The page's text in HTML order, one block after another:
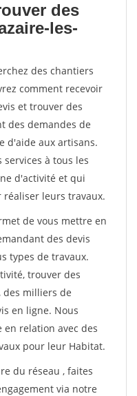
des
les-
des chantiers
comment recevoir
et trouver des
des demandes de
d'aide aux artisans.
à tous les
d'activité et qui
leurs travaux.
de vous mettre en
des devis
types de travaux.
trouver des
des milliers de
en ligne. Nous
relation avec des
pour leur Habitat.
du réseau , faites
via notre